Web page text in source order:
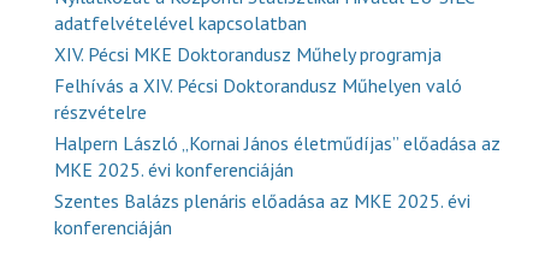
adatfelvételével kapcsolatban
XIV. Pécsi MKE Doktorandusz Műhely programja
Felhívás a XIV. Pécsi Doktorandusz Műhelyen való
részvételre
Halpern László „Kornai János életműdíjas” előadása az
MKE 2025. évi konferenciáján
Szentes Balázs plenáris előadása az MKE 2025. évi
konferenciáján